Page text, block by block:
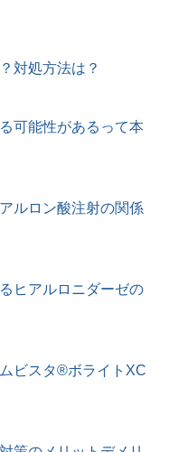
対処方法は？
可能性があるって本
ルロン酸注射の関係
ヒアルロニダーゼの
ビスタ®︎ボライトXC